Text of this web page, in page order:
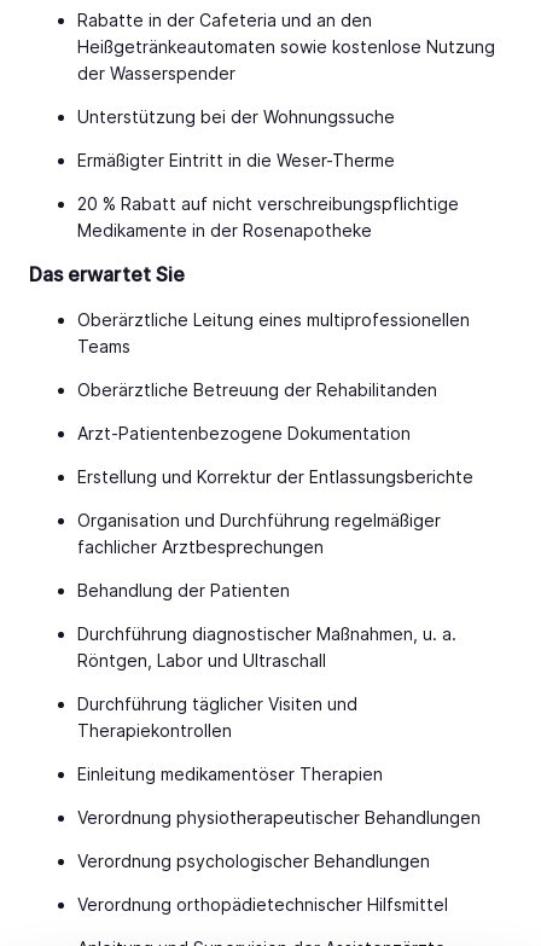
Rabatte in der Cafeteria und an den
Heißgetränkeautomaten sowie kostenlose Nutzung
der Wasserspender
Unterstützung bei der Wohnungssuche
Ermäßigter Eintritt in die Weser-Therme
20 % Rabatt auf nicht verschreibungspflichtige
Medikamente in der Rosenapotheke
Das erwartet Sie
Oberärztliche Leitung eines multiprofessionellen
Teams
Oberärztliche Betreuung der Rehabilitanden
Arzt-Patientenbezogene Dokumentation
Erstellung und Korrektur der Entlassungsberichte
Organisation und Durchführung regelmäßiger
fachlicher Arztbesprechungen
Behandlung der Patienten
Durchführung diagnostischer Maßnahmen, u. a.
Röntgen, Labor und Ultraschall
Durchführung täglicher Visiten und
Therapiekontrollen
Einleitung medikamentöser Therapien
Verordnung physiotherapeutischer Behandlungen
Verordnung psychologischer Behandlungen
Verordnung orthopädietechnischer Hilfsmittel